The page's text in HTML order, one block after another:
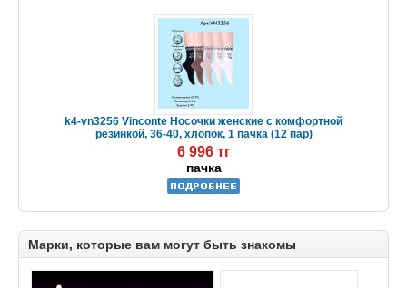
k4-vn3256 Vinconte Носочки женские с комфортной
резинкой, 36-40, хлопок, 1 пачка (12 пар)
6 996 тг
пачка
Марки, которые вам могут быть знакомы